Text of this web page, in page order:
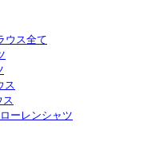
ウス全て
ス
ス
ーレンシャツ